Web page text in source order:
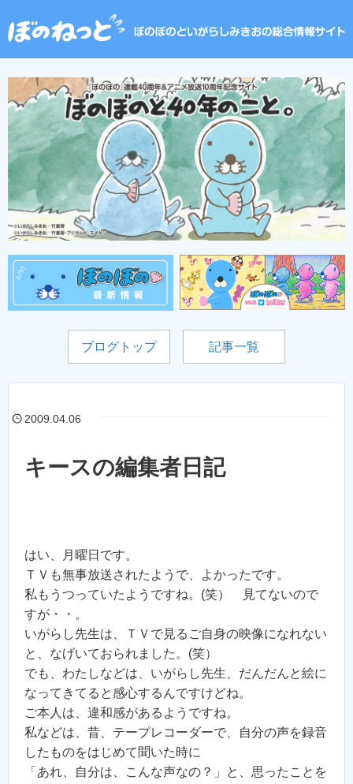
ブログトップ 記事一覧
2009.04.06
キースの編集者日記
はい、月曜日です。
ＴＶも無事放送されたようで、よかったです。
私もうつっていたようですね。(笑） 見てないので
すが・・。
いがらし先生は、ＴＶで見るご自身の映像になれない
と、なげいておられました。(笑）
でも、わたしなどは、いがらし先生、だんだんと絵に
なってきてると感心するんですけどね。
ご本人は、違和感があるようですね。
私などは、昔、テープレコーダーで、自分の声を録音
したものをはじめて聞いた時に
「あれ、自分は、こんな声なの？」と、思ったことを